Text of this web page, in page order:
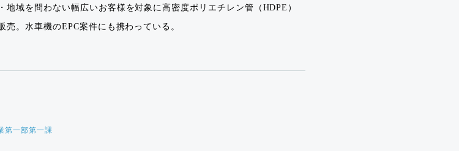
地域を問わない幅広いお客様を対象に高密度ポリエチレン管（HDPE）
売。水車機のEPC案件にも携わっている。
第一部第一課